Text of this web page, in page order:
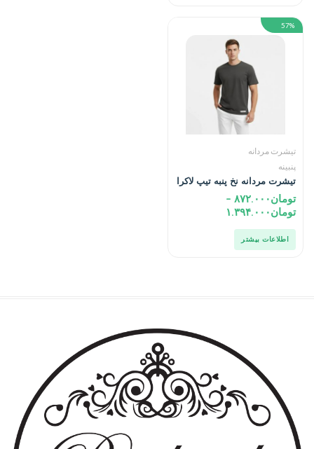
57%
تیشرت مردانه
پنبینه
تیشرت مردانه نخ پنبه تیپ لاکرا
محصول صادراتی
تومان۸۷۲.۰۰۰ –
تومان۱.۳۹۴.۰۰۰
اطلاعات بیشتر